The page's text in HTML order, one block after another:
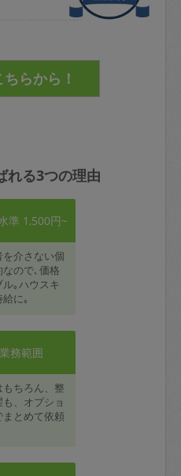
れる3つの理由
準 1,500円~
介さない個
ので､価格
｡ハウスキ
に｡
務範囲
ちろん、整
、オプショ
まとめて依頼